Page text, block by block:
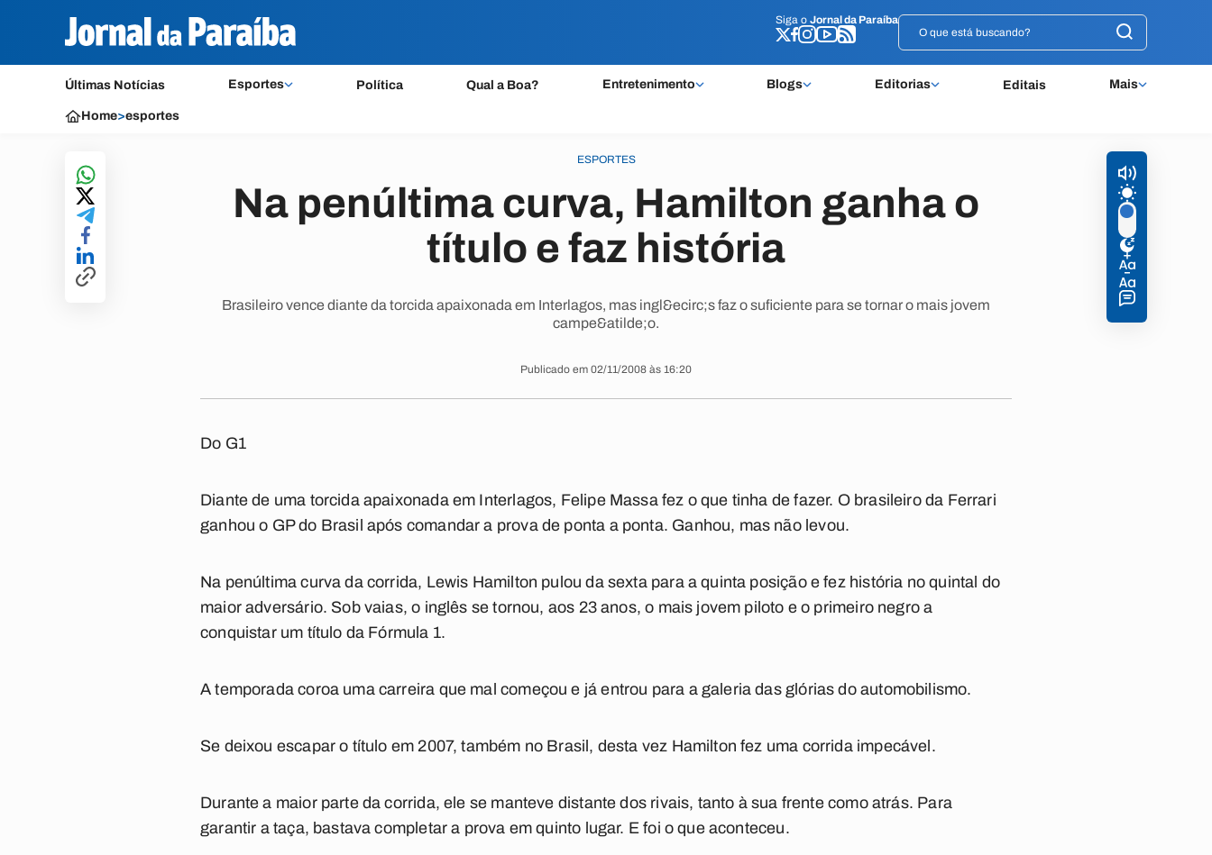
Siga o Jornal da Paraíba
Últimas Notícias Esportes Política Qual a Boa? Entretenimento Blogs Editorias Editais Mais
Siga o Jornal da Paraíba
Home>esportes
ESPORTES
Na penúltima curva, Hamilton ganha o
título e faz história
Brasileiro vence diante da torcida apaixonada em Interlagos, mas ingl&ecirc;s faz o suficiente para se tornar o mais jovem
campe&atilde;o.
Publicado em 02/11/2008 às 16:20
Do G1
Diante de uma torcida apaixonada em Interlagos, Felipe Massa fez o que tinha de fazer. O brasileiro da Ferrari
ganhou o GP do Brasil após comandar a prova de ponta a ponta. Ganhou, mas não levou.
Na penúltima curva da corrida, Lewis Hamilton pulou da sexta para a quinta posição e fez história no quintal do
maior adversário. Sob vaias, o inglês se tornou, aos 23 anos, o mais jovem piloto e o primeiro negro a
conquistar um título da Fórmula 1.
A temporada coroa uma carreira que mal começou e já entrou para a galeria das glórias do automobilismo.
Se deixou escapar o título em 2007, também no Brasil, desta vez Hamilton fez uma corrida impecável.
Durante a maior parte da corrida, ele se manteve distante dos rivais, tanto à sua frente como atrás. Para
garantir a taça, bastava completar a prova em quinto lugar. E foi o que aconteceu.